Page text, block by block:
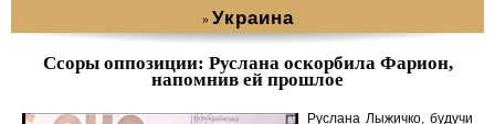
» Украина
Ссоры оппозиции: Руслана оскорбила Фарион,
напомнив ей прошлое
Руслана Лыжичко, будучи